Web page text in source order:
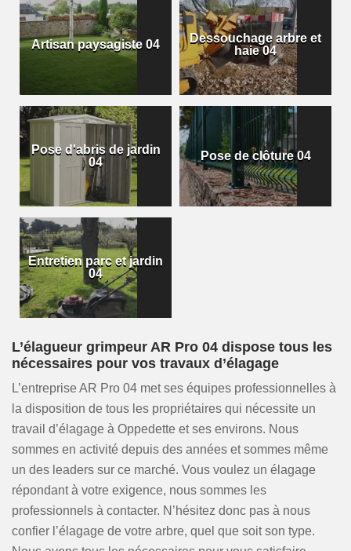
Artisan paysagiste 04
Dessouchage arbre et
haie 04
Pose d'abris de jardin
04
Pose de clôture 04
Entretien parc et jardin
04
L’élagueur grimpeur AR Pro 04 dispose tous les
nécessaires pour vos travaux d’élagage
L’entreprise AR Pro 04 met ses équipes professionnelles à
la disposition de tous les propriétaires qui nécessite un
travail d’élagage à Oppedette et ses environs. Nous
sommes en activité depuis des années et sommes même
un des leaders sur ce marché. Vous voulez un élagage
répondant à votre exigence, nous sommes les
professionnels à contacter. N’hésitez donc pas à nous
confier l’élagage de votre arbre, quel que soit son type.